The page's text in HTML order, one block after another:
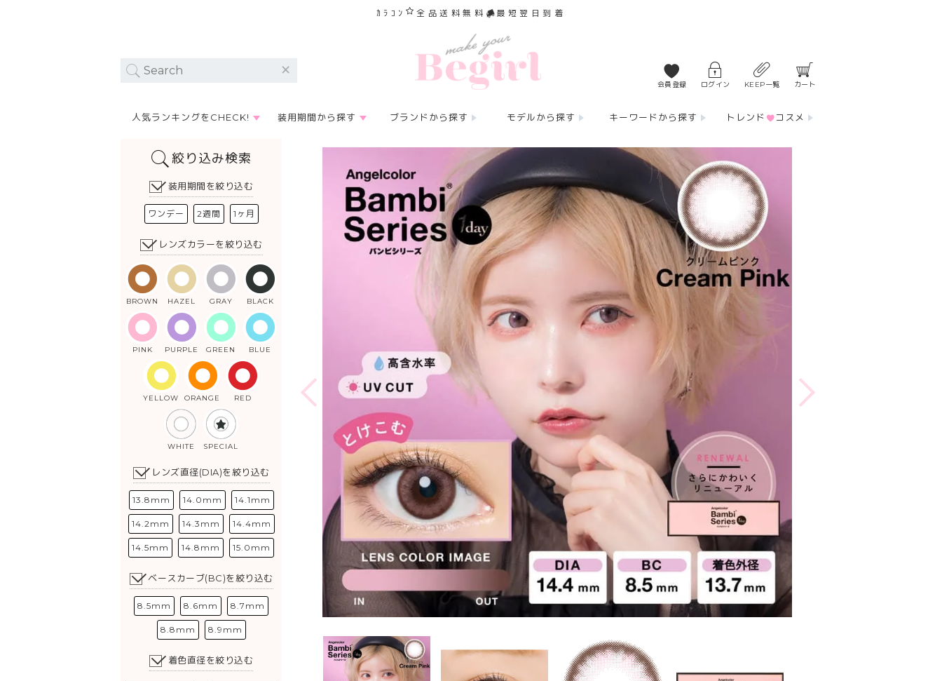
ｶﾗｺﾝ 全品送料無料 最短翌日到着
会員登録 ログイン KEEP一覧 カート
人気ランキングをCHECK! 装用期間から探す ブランドから探す モデルから探す キーワードから探す トレンド コスメ
絞り込み検索
装用期間を絞り込む
ワンデー 2週間 1ヶ月
レンズカラーを絞り込む
BROWN HAZEL GRAY BLACK
PINK PURPLE GREEN BLUE
YELLOW ORANGE RED
WHITE SPECIAL
レンズ直径(DIA)を絞り込む
13.8mm 14.0mm 14.1mm
14.2mm 14.3mm 14.4mm
14.5mm 14.8mm 15.0mm
ベースカーブ(BC)を絞り込む
8.5mm 8.6mm 8.7mm
8.8mm 8.9mm
着色直径を絞り込む